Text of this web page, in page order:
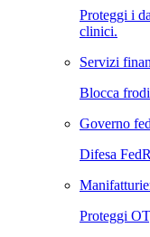
Proteggi i
clinici.
Servizi
Blocca
Governo
Difesa
Proteggi